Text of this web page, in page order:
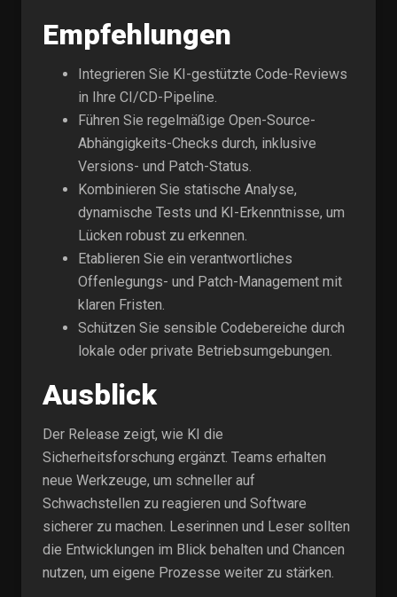
Empfehlungen
Integrieren Sie KI-gestützte Code-Reviews
in Ihre CI/CD-Pipeline.
Führen Sie regelmäßige Open-Source-
Abhängigkeits-Checks durch, inklusive
Versions- und Patch-Status.
Kombinieren Sie statische Analyse,
dynamische Tests und KI-Erkenntnisse, um
Lücken robust zu erkennen.
Etablieren Sie ein verantwortliches
Offenlegungs- und Patch-Management mit
klaren Fristen.
Schützen Sie sensible Codebereiche durch
lokale oder private Betriebsumgebungen.
Ausblick
Der Release zeigt, wie KI die
Sicherheitsforschung ergänzt. Teams erhalten
neue Werkzeuge, um schneller auf
Schwachstellen zu reagieren und Software
sicherer zu machen. Leserinnen und Leser sollten
die Entwicklungen im Blick behalten und Chancen
nutzen, um eigene Prozesse weiter zu stärken.